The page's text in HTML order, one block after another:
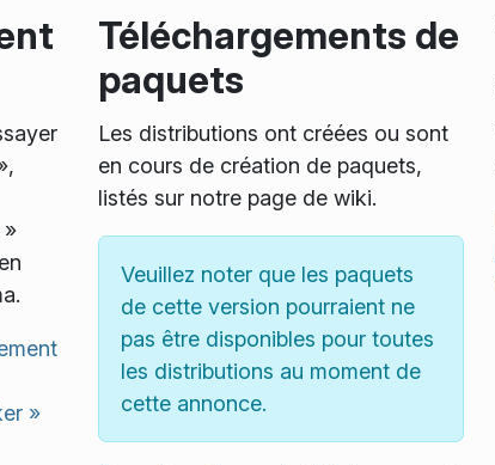
»
Téléchargements de
paquets
Les distributions ont créées ou sont
en cours de création de paquets,
listés sur notre page de wiki.
Veuillez noter que les paquets
de cette version pourraient ne
pas être disponibles pour toutes
les distributions au moment de
cette annonce.